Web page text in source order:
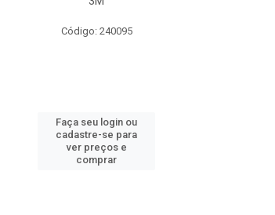
Código: 240095
Faça seu login ou
cadastre-se para
ver preços e
comprar